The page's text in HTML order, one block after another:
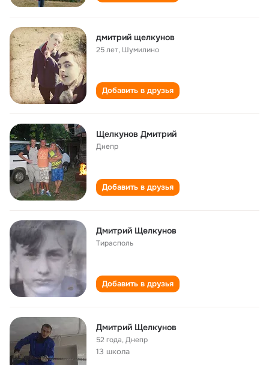
дмитрий щелкунов
25 лет, Шумилино
Добавить в друзья
Щелкунов Дмитрий
Днепр
Добавить в друзья
Дмитрий Щелкунов
Тирасполь
Добавить в друзья
Дмитрий Щелкунов
52 года,Днепр
13 школа